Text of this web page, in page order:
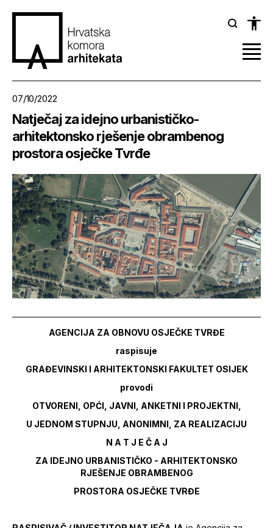
07/10/2022
Natječaj za idejno urbanističko-
arhitektonsko rješenje obrambenog
prostora osječke Tvrđe
AGENCIJA ZA OBNOVU OSJEČKE TVRĐE
raspisuje
GRAĐEVINSKI I ARHITEKTONSKI FAKULTET OSIJEK
provodi
OTVORENI, OPĆI, JAVNI, ANKETNI I PROJEKTNI,
U JEDNOM STUPNJU, ANONIMNI, ZA REALIZACIJU
N A T J E Č A J
ZA IDEJNO URBANISTIČKO - ARHITEKTONSKO
RJEŠENJE OBRAMBENOG
PROSTORA OSJEČKE TVRĐE